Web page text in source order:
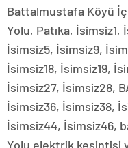
Battalmustafa Köyü
Yolu, Patıka,
İsimsiz5, İsimsiz9,
İsimsiz18, İsimsiz19,
İsimsiz27, İsimsiz28,
İsimsiz36, İsimsiz38,
İsimsiz44, İsimsiz46,
Yolu elektrik kesintisi